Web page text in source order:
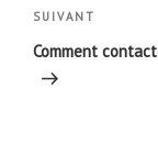
Article
suivant
SUIVANT
Comment